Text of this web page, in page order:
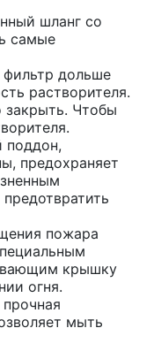
шланг со
самые
дольше
растворителя.
Чтобы
поддон,
предохраняет
пожара
крышку
огня.
мыть